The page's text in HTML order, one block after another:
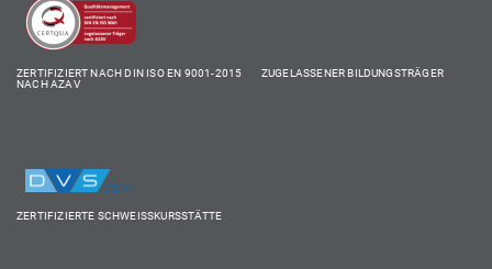
ZERTIFIZIERT NACH DIN ISO EN 9001-2015 ZUGELASSENER BILDUNGSTRÄGER
NACH AZAV
ZERTIFIZIERTE SCHWEISSKURSSTÄTTE